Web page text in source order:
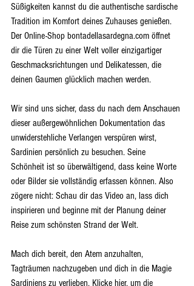
Süßigkeiten kannst du die authentische sardische
Tradition im Komfort deines Zuhauses genießen.
Der Online-Shop bontadellasardegna.com öffnet
dir die Türen zu einer Welt voller einzigartiger
Geschmacksrichtungen und Delikatessen, die
deinen Gaumen glücklich machen werden.
Wir sind uns sicher, dass du nach dem Anschauen
dieser außergewöhnlichen Dokumentation das
unwiderstehliche Verlangen verspüren wirst,
Sardinien persönlich zu besuchen. Seine
Schönheit ist so überwältigend, dass keine Worte
oder Bilder sie vollständig erfassen können. Also
zögere nicht: Schau dir das Video an, lass dich
inspirieren und beginne mit der Planung deiner
Reise zum schönsten Strand der Welt.
Mach dich bereit, den Atem anzuhalten,
Tagträumen nachzugeben und dich in die Magie
Sardiniens zu verlieben. Klicke hier, um die